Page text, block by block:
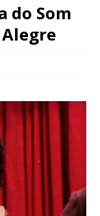
do Som